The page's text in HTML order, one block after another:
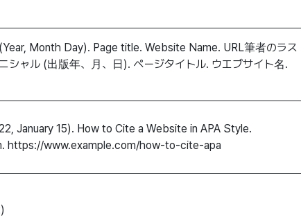
Month Day). Page title. Website Name. URL筆者のラス
シャル (出版年、月、日). ページタイトル. ウエブサイト名.
January 15). How to Cite a Website in APA Style.
. https://www.example.com/how-to-cite-apa